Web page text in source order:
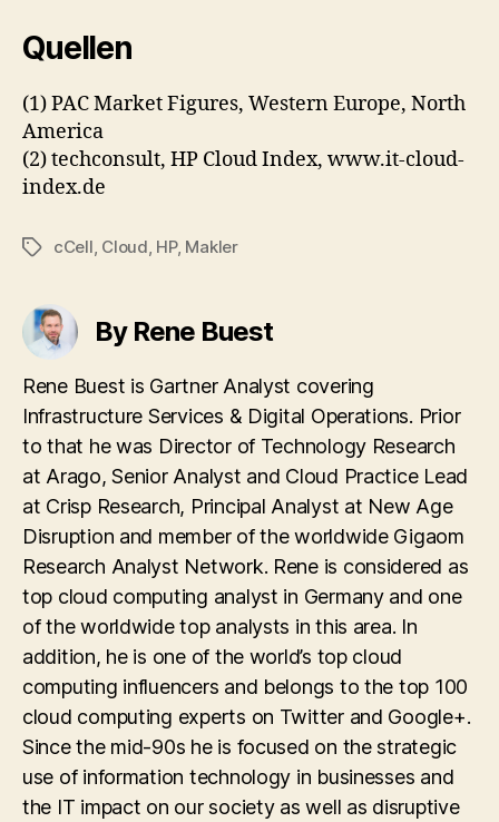
Quellen
(1) PAC Market Figures, Western Europe, North
America
(2) techconsult, HP Cloud Index, www.it-cloud-
index.de
TagscCell, Cloud, HP, Makler
By Rene Buest
Rene Buest is Gartner Analyst covering
Infrastructure Services & Digital Operations. Prior
to that he was Director of Technology Research
at Arago, Senior Analyst and Cloud Practice Lead
at Crisp Research, Principal Analyst at New Age
Disruption and member of the worldwide Gigaom
Research Analyst Network. Rene is considered as
top cloud computing analyst in Germany and one
of the worldwide top analysts in this area. In
addition, he is one of the world’s top cloud
computing influencers and belongs to the top 100
cloud computing experts on Twitter and Google+.
Since the mid-90s he is focused on the strategic
use of information technology in businesses and
the IT impact on our society as well as disruptive